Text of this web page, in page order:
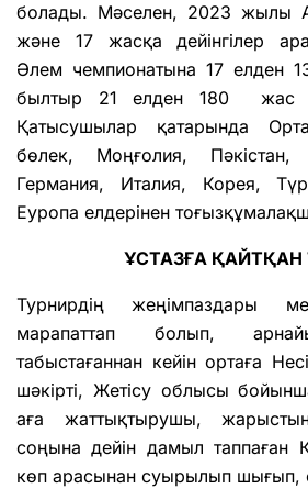
болады. Мәселен, 2023 жылы
және 17 жасқа дейінгілер
Әлем чемпионатына 17 елден
былтыр 21 елден 180 жас
Қатысушылар қатарында
бөлек, Моңғолия, Пәкістан,
Германия, Италия, Корея,
Еуропа елдерінен
ҰСТАЗҒА ҚАЙТҚАН
Турнирдің жеңімпаздары
марапаттап болып,
табыстағаннан кейін ортаға
шәкірті, Жетісу облысы
аға жаттықтырушы,
соңына дейін дамыл таппаған
көп арасынан суырылып шығып,